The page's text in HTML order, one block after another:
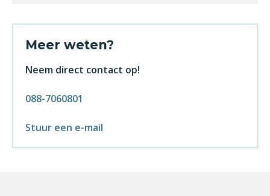
Meer weten?
Neem direct contact op!
088-7060801
Stuur een e-mail